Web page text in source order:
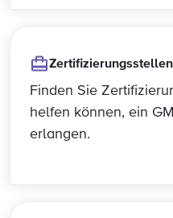
Zertifizierungsstellen
Finden Sie
helfen können, ein
erlangen.